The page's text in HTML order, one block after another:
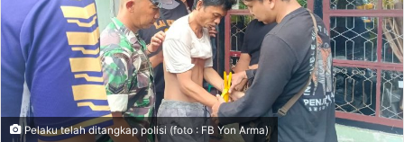
Pelaku telah ditangkap polisi (foto : FB Yon Arma)